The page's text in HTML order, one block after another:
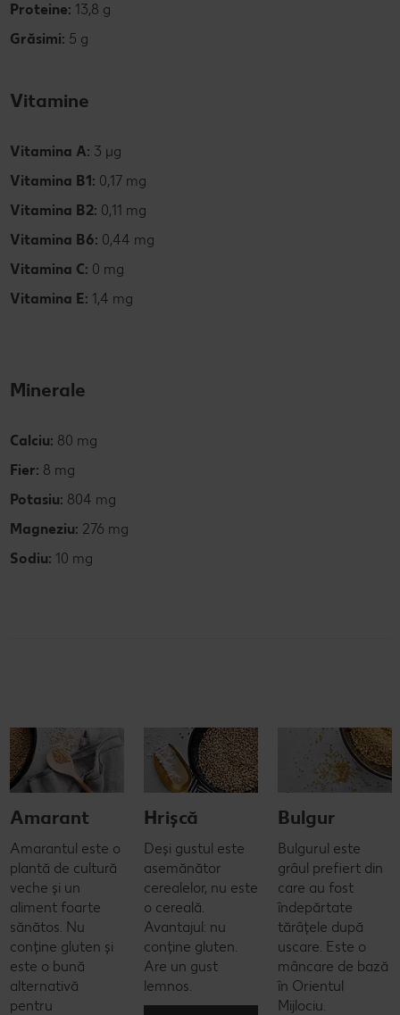
Proteine: 13,8 g
Grăsimi: 5 g
Vitamine
Vitamina A: 3 µg
Vitamina B1: 0,17 mg
Vitamina B2: 0,11 mg
Vitamina B6: 0,44 mg
Vitamina C: 0 mg
Vitamina E: 1,4 mg
Minerale
Calciu: 80 mg
Fier: 8 mg
Potasiu: 804 mg
Magneziu: 276 mg
Sodiu: 10 mg
Amarant
Amarantul este o
plantă de cultură
veche și un
aliment foarte
sănătos. Nu
conține gluten și
este o bună
alternativă
pentru
Hrișcă
Deși gustul este
asemănător
cerealelor, nu este
o cereală.
Avantajul: nu
conține gluten.
Are un gust
lemnos.
Bulgur
Bulgurul este
grâul prefiert din
care au fost
îndepărtate
tărâțele după
uscare. Este o
mâncare de bază
în Orientul
Mijlociu.